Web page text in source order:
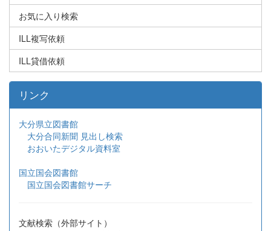
お気に入り検索
ILL複写依頼
ILL貸借依頼
リンク
大分県立図書館
大分合同新聞 見出し検索
おおいたデジタル資料室
国立国会図書館
国立国会図書館サーチ
文献検索（外部サイト）